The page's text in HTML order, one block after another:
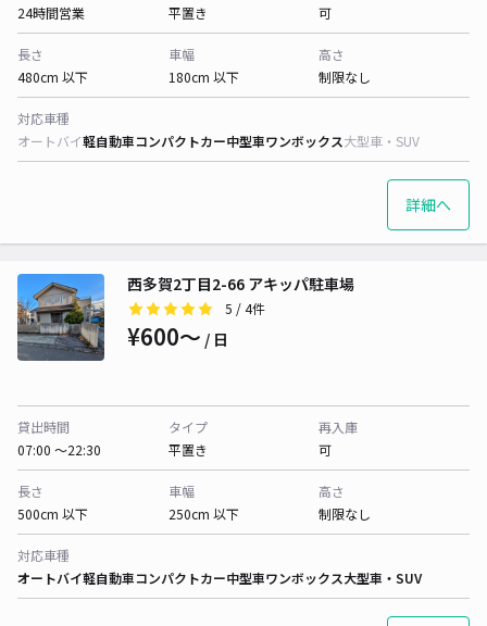
24時間営業
平置き
可
長さ
480cm 以下
車幅
180cm 以下
高さ
制限なし
対応車種
オートバイ軽自動車コンパクトカー中型車ワンボックス大型車・SUV
詳細へ
西多賀2丁目2-66 アキッパ駐車場
5 / 4件
¥600〜 / 日
貸出時間
07:00 〜22:30
タイプ
平置き
再入庫
可
長さ
500cm 以下
車幅
250cm 以下
高さ
制限なし
対応車種
オートバイ軽自動車コンパクトカー中型車ワンボックス大型車・SUV